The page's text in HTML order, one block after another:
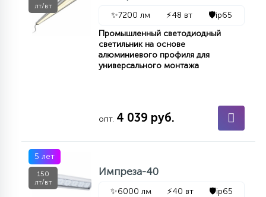
лт/вт
✨7200 лм ⚡48 вт 🛡️ip65
Промышленный светодиодный
светильник на основе
алюминиевого профиля для
универсального монтажа
опт. 4 039 руб.
5 лет
150
лт/вт
Импреза-40
✨6000 лм ⚡40 вт 🛡️ip65